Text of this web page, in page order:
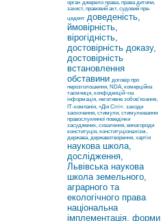
орган джерело права, права дитини,
захист, правовий акт, судовий пре-
цедент доведеність,
ймовірність,
вірогідність,
достовірність доказу,
достовірність
встановлення
обставини договір про
нерозголошення, NDA, комерційна
таємниця, конфіденцій¬на
інформація, негативне зобов’язання,
ІТ-компанія, «Дія Сіті». заходи
заохочення, стимули, стимулювання
правослухняної поведінки
засуджених, схвалення, винагороди
конституція, конституціоналізм,
держава, державотворення, хартія
наукова школа,
дослідження,
Львівська наукова
школа земельного,
аграрного та
екологічного права
національна
імплементація, форми